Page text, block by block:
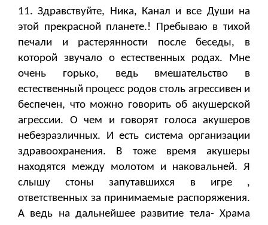
11. Здравствуйте, Ника, Канал и все Души на
этой прекрасной планете.! Пребываю в тихой
печали и растерянности после беседы, в
которой звучало о естественных родах. Мне
очень горько, ведь вмешательство в
естественный процесс родов столь агрессивен и
беспечен, что можно говорить об акушерской
агрессии. О чем и говорят голоса акушеров
небезразличных. И есть система организации
здравоохранения. В тоже время акушеры
находятся между молотом и наковальней. Я
слышу стоны запутавшихся в игре ,
ответственных за принимаемые распоряжения.
А ведь на дальнейшее развитие тела- Храма